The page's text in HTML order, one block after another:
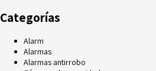
Categorías
Alarm
Alarmas
Alarmas antirrobo